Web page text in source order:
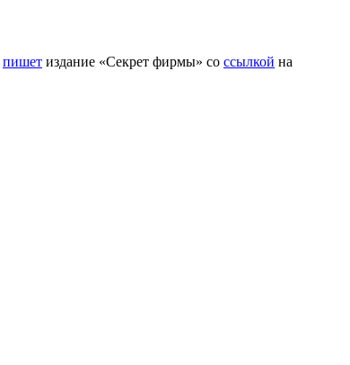
пишет издание «Секрет фирмы» со ссылкой на